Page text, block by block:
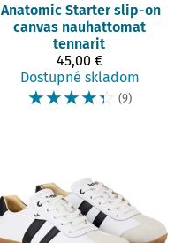
Anatomic Starter slip-on
canvas nauhattomat
tennarit
45,00 €
Dostupné skladom
☆☆☆☆☆ (9)